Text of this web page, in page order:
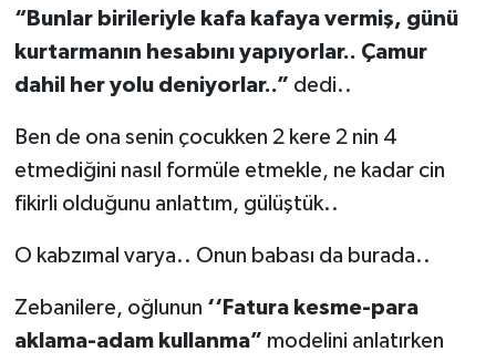
“Bunlar birileriyle kafa kafaya vermiş, günü
kurtarmanın hesabını yapıyorlar.. Çamur
dahil her yolu deniyorlar..” dedi..
Ben de ona senin çocukken 2 kere 2 nin 4
etmediğini nasıl formüle etmekle, ne kadar cin
fikirli olduğunu anlattım, gülüştük..
O kabzımal varya.. Onun babası da burada..
Zebanilere, oğlunun ‘‘Fatura kesme-para
aklama-adam kullanma” modelini anlatırken